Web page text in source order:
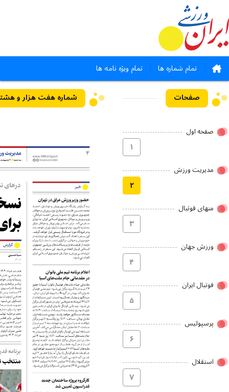
تمام شماره ها تمام ویژه نامه ها
صفحات
صفحه اول
۱
مدیریت ورزش
۲
منهای فوتبال
۳
ورزش جهان
۴
فوتبال ایران
۵
پرسپولیس
۶
استقلال
۷